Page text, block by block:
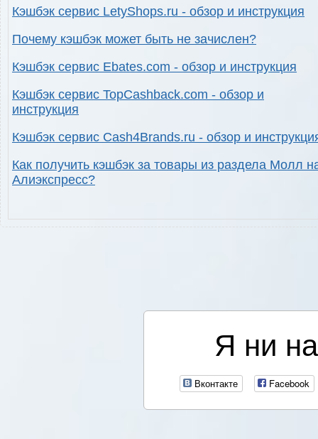
Кэшбэк сервис LetyShops.ru - обзор и инструкция
Почему кэшбэк может быть не зачислен?
Кэшбэк сервис Ebates.com - обзор и инструкция
Кэшбэк сервис TopCashback.com - обзор и
инструкция
Кэшбэк сервис Cash4Brands.ru - обзор и
Как получить кэшбэк за товары из раздела Молл
Алиэкспресс?
Я ни
Вконтакте Facebook